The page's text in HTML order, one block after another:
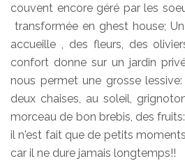
couvent encore géré par les
transformée en ghest house;
accueille , des fleurs, des
confort donne sur un jardin
nous permet une grosse
deux chaises, au soleil,
morceau de bon brebis, des
il n'est fait que de petits
car il ne dure jamais longtemps!!